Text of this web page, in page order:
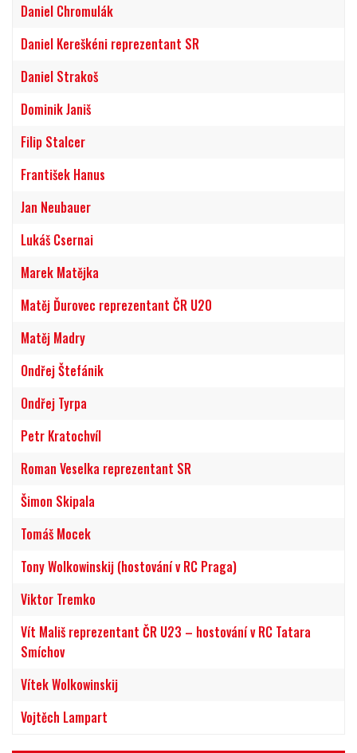
Daniel Chromulák
Daniel Kereškéni reprezentant SR
Daniel Strakoš
Dominik Janiš
Filip Stalcer
František Hanus
Jan Neubauer
Lukáš Csernai
Marek Matějka
Matěj Ďurovec reprezentant ČR U20
Matěj Madry
Ondřej Štefánik
Ondřej Tyrpa
Petr Kratochvíl
Roman Veselka reprezentant SR
Šimon Skipala
Tomáš Mocek
Tony Wolkowinskij (hostování v RC Praga)
Viktor Tremko
Vít Mališ reprezentant ČR U23 – hostování v RC Tatara
Smíchov
Vítek Wolkowinskij
Vojtěch Lampart